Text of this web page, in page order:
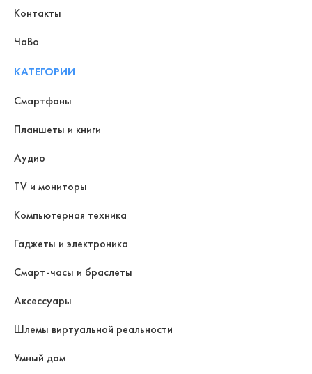
Контакты
ЧаВо
КАТЕГОРИИ
Смартфоны
Планшеты и книги
Аудио
TV и мониторы
Компьютерная техника
Гаджеты и электроника
Смарт-часы и браслеты
Аксессуары
Шлемы виртуальной реальности
Умный дом